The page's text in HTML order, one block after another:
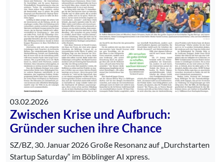
03.02.2026
Zwischen Krise und Aufbruch:
Gründer suchen ihre Chance
SZ/BZ, 30. Januar 2026 Große Resonanz auf „Durchstarten
Startup Saturday“ im Böblinger AI xpress.